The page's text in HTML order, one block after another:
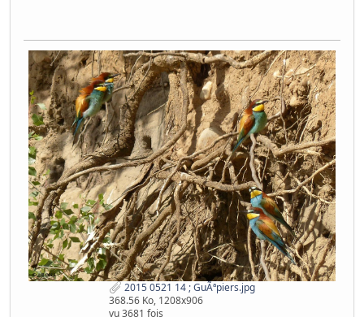
2015 0521 14 ; GuÃªpiers.jpg
368.56 Ko, 1208x906
vu 3681 fois